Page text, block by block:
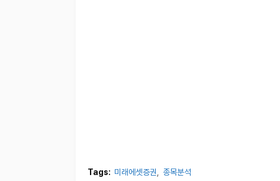
Tags: 미래에셋증권 종목분석